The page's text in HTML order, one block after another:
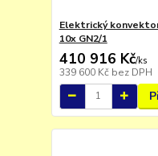
Elektrický
10x GN2/1
410 916 Kč/ks
339 600 Kč bez DPH